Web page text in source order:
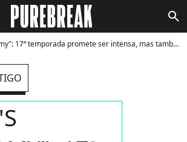
search
temporada promete ser intensa, mas também divertida - Foto